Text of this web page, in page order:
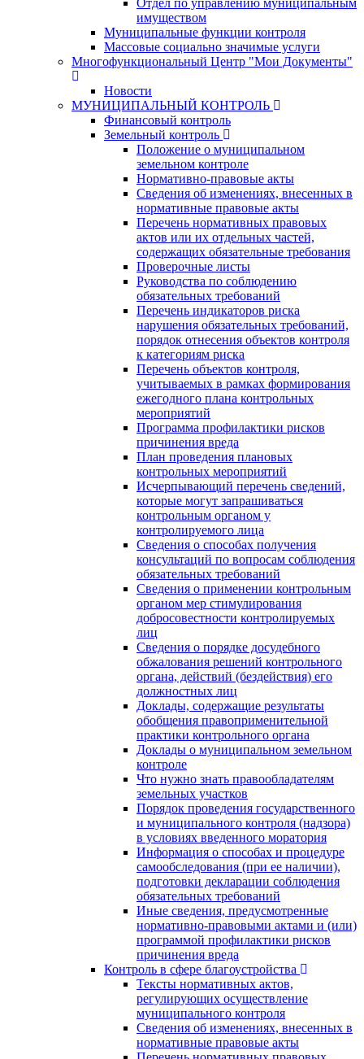
имуществом
Муниципальные функции контроля
Массовые социально значимые услуги
Многофункциональный Центр "Мои Документы"
Новости
МУНИЦИПАЛЬНЫЙ КОНТРОЛЬ
Финансовый контроль
Земельный контроль
Положение о муниципальном
земельном контроле
Нормативно-правовые акты
Сведения об изменениях, внесенных в
нормативные правовые акты
Перечень нормативных правовых
актов или их отдельных частей,
содержащих обязательные требования
Проверочные листы
Руководства по соблюдению
обязательных требований
Перечень индикаторов риска
нарушения обязательных требований,
порядок отнесения объектов контроля
к категориям риска
Перечень объектов контроля,
учитываемых в рамках формирования
ежегодного плана контрольных
мероприятий
Программа профилактики рисков
причинения вреда
План проведения плановых
контрольных мероприятий
Исчерпывающий перечень сведений,
которые могут запрашиваться
контрольным органом у
контролируемого лица
Сведения о способах получения
консультаций по вопросам соблюдения
обязательных требований
Сведения о применении контрольным
органом мер стимулирования
добросовестности контролируемых
лиц
Сведения о порядке досудебного
обжалования решений контрольного
органа, действий (бездействия) его
должностных лиц
Доклады, содержащие результаты
обобщения правоприменительной
практики контрольного органа
Доклады о муниципальном земельном
контроле
Что нужно знать правообладателям
земельных участков
Порядок проведения государственного
и муниципального контроля (надзора)
в условиях введенного моратория
Информация о способах и процедуре
самообследования (при ее наличии),
подготовки декларации соблюдения
обязательных требований
Иные сведения, предусмотренные
нормативно-правовыми актами и (или)
программой профилактики рисков
причинения вреда
Контроль в сфере благоустройства
Тексты нормативных актов,
регулирующих осуществление
муниципального контроля
Сведения об изменениях, внесенных в
нормативные правовые акты